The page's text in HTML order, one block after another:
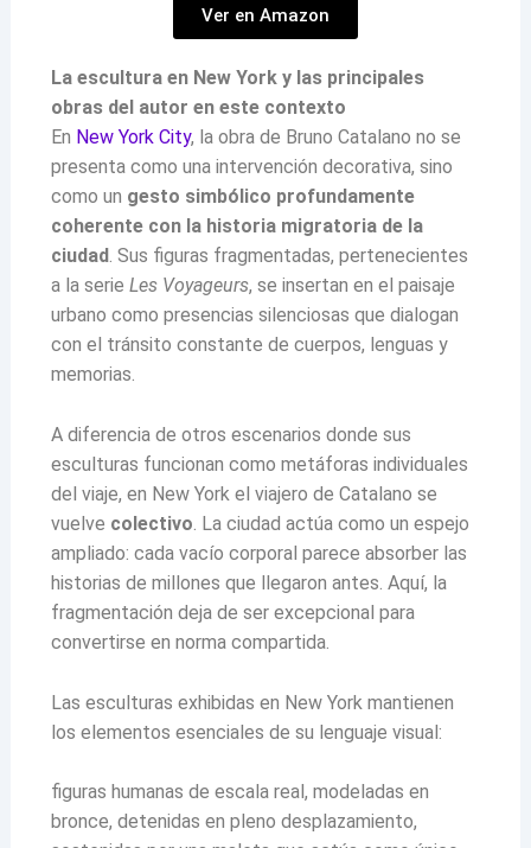
Ver en Amazon
La escultura en New York y las principales
obras del autor en este contexto
En New York City, la obra de Bruno Catalano no se
presenta como una intervención decorativa, sino
como un gesto simbólico profundamente
coherente con la historia migratoria de la
ciudad. Sus figuras fragmentadas, pertenecientes
a la serie Les Voyageurs, se insertan en el paisaje
urbano como presencias silenciosas que dialogan
con el tránsito constante de cuerpos, lenguas y
memorias.
A diferencia de otros escenarios donde sus
esculturas funcionan como metáforas individuales
del viaje, en New York el viajero de Catalano se
vuelve colectivo. La ciudad actúa como un espejo
ampliado: cada vacío corporal parece absorber las
historias de millones que llegaron antes. Aquí, la
fragmentación deja de ser excepcional para
convertirse en norma compartida.
Las esculturas exhibidas en New York mantienen
los elementos esenciales de su lenguaje visual:
figuras humanas de escala real, modeladas en
bronce, detenidas en pleno desplazamiento,